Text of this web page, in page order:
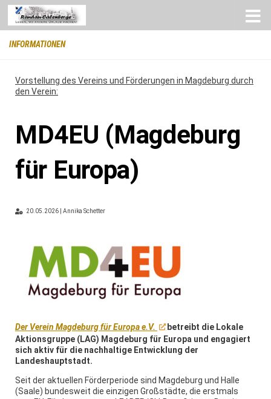
Zum Inhalt springen
INFORMATIONEN
Vorstellung des Vereins und Förderungen in Magdeburg durch
den Verein:
MD4EU (Magdeburg
für Europa)
20.05.2026 | Annika Schetter
Der Verein Magdeburg für Europa e.V.
betreibt die Lokale
Aktionsgruppe (LAG) Magdeburg für Europa und engagiert
sich aktiv für die nachhaltige Entwicklung der
Landeshauptstadt.
Seit der aktuellen Förderperiode sind Magdeburg und Halle
(Saale) bundesweit die einzigen Großstädte, die erstmals